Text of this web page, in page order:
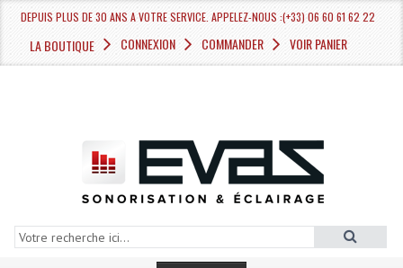
DEPUIS PLUS DE 30 ANS A VOTRE SERVICE. APPELEZ-NOUS :(+33) 06 60 61 62 22
LA BOUTIQUE CONNEXION COMMANDER VOIR PANIER